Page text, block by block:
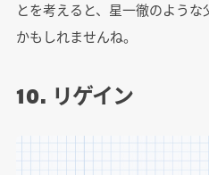
とを考えると、星一徹のよう
かもしれませんね。
10. リゲイン